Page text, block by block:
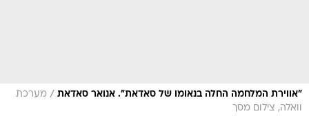
"אווירת המלחמה החלה בנאומו של סאדאת". אנואר סאדאת / מערכת
וואלה, צילום מסך